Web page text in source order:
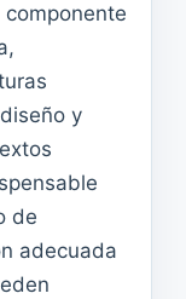
componente
y
de
adecuada